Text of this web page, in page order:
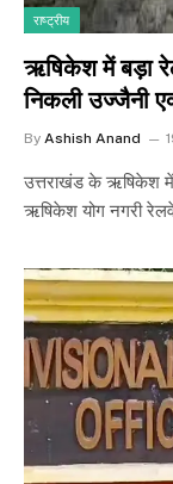
राष्ट्रीय
ऋषिकेश में बड़ा
निकली उज्जैनी
By Ashish Anand
उत्तराखंड के ऋषिकेश में
ऋषिकेश योग नगरी